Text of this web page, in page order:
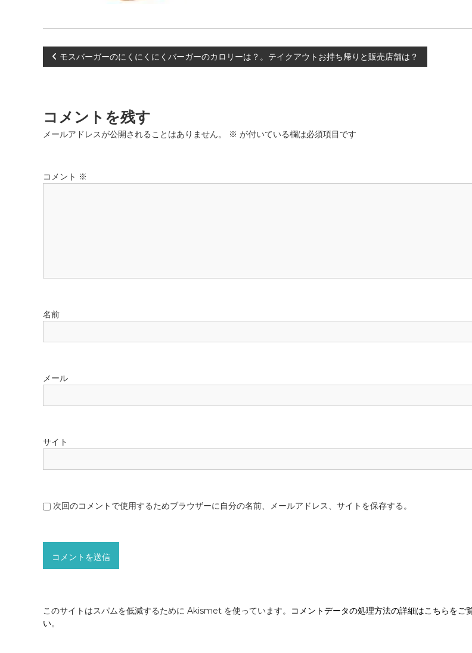
投
ナ
ビ
ン
モスバーガーのにくにくにくバーガーのカロリーは？。テイクアウトお持ち帰りと販売店舗は？
コメントを残す
メールアドレスが公開されることはありません。 ※ が付いている欄は必須項目です
コメント ※
名前
メール
サイト
次回のコメントで使用するためブラウザーに自分の名前、メールアドレス、サイトを保存する。
このサイトはスパムを低減するために Akismet を使っています。
コメントデータの処理方法の詳細はこちらをご
い。